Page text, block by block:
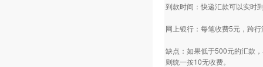
到款时间：快递汇款可以实时
网上银行：每笔收费5元，跨
缺点：如果低于500元的汇款
则统一按10无收费。